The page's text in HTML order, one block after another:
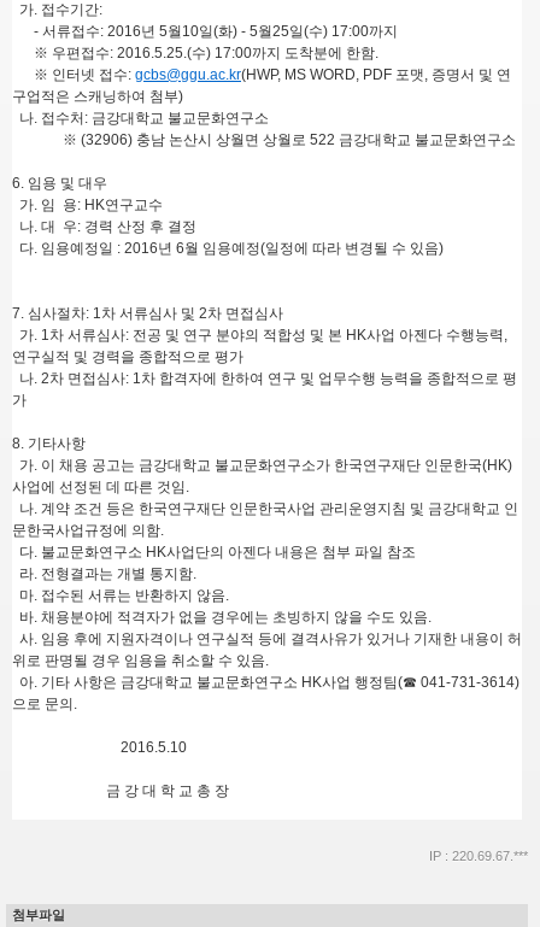
가. 접수기간:
- 서류접수: 2016년 5월10일(화) - 5월25일(수) 17:00까지
※ 우편접수: 2016.5.25.(수) 17:00까지 도착분에 한함.
※ 인터넷 접수: gcbs@ggu.ac.kr(HWP, MS WORD, PDF 포맷, 증명서 및 연
구업적은 스캐닝하여 첨부)
나. 접수처: 금강대학교 불교문화연구소
※ (32906) 충남 논산시 상월면 상월로 522 금강대학교 불교문화연구소
6. 임용 및 대우
가. 임 용: HK연구교수
나. 대 우: 경력 산정 후 결정
다. 임용예정일 : 2016년 6월 임용예정(일정에 따라 변경될 수 있음)
7. 심사절차: 1차 서류심사 및 2차 면접심사
가. 1차 서류심사: 전공 및 연구 분야의 적합성 및 본 HK사업 아젠다 수행능력,
연구실적 및 경력을 종합적으로 평가
나. 2차 면접심사: 1차 합격자에 한하여 연구 및 업무수행 능력을 종합적으로 평
가
8. 기타사항
가. 이 채용 공고는 금강대학교 불교문화연구소가 한국연구재단 인문한국(HK)
사업에 선정된 데 따른 것임.
나. 계약 조건 등은 한국연구재단 인문한국사업 관리운영지침 및 금강대학교 인
문한국사업규정에 의함.
다. 불교문화연구소 HK사업단의 아젠다 내용은 첨부 파일 참조
라. 전형결과는 개별 통지함.
마. 접수된 서류는 반환하지 않음.
바. 채용분야에 적격자가 없을 경우에는 초빙하지 않을 수도 있음.
사. 임용 후에 지원자격이나 연구실적 등에 결격사유가 있거나 기재한 내용이 허
위로 판명될 경우 임용을 취소할 수 있음.
아. 기타 사항은 금강대학교 불교문화연구소 HK사업 행정팀(☎ 041-731-3614)
으로 문의.
2016.5.10
금 강 대 학 교 총 장
IP : 220.69.67.***
첨부파일